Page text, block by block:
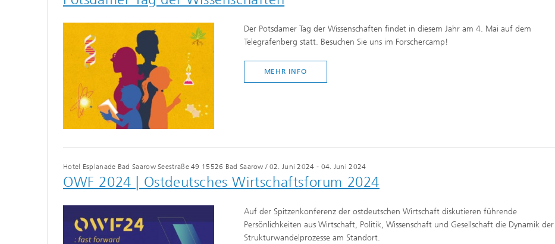
Der Potsdamer Tag der Wissenschaften findet in diesem Jahr am 4. Mai auf dem
Telegrafenberg statt. Besuchen Sie uns im Forschercamp!
MEHR INFO
Hotel Esplanade Bad Saarow Seestraße 49 15526 Bad Saarow / 02. Juni 2024 - 04. Juni 2024
OWF 2024 | Ostdeutsches Wirtschaftsforum 2024
Auf der Spitzenkonferenz der ostdeutschen Wirtschaft diskutieren führende
Persönlichkeiten aus Wirtschaft, Politik, Wissenschaft und Gesellschaft die Dynamik der
Strukturwandelprozesse am Standort.